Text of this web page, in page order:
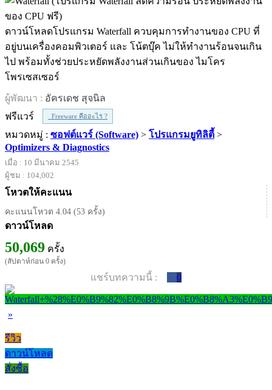
ดาวน์โหลดโปรแกรม Waterfall ควบคุมการทำงานของ CPU ที่
อยู่บนเครื่องคอมพิวเตอร์ และ โน้ตบุ๊ค ไม่ให้ทำงานร้อนจนเกิน
ไป พร้อมทั้งช่วยประหยัดพลังงานส่วนเกินของ ไมโคร
โพรเซสเซอร์
ผู้พัฒนา : อัครเดช สุจนิล
ฟรีแวร์
Freeware คืออะไร ?
หมวดหมู่ : ซอฟต์แวร์ (Software) > โปรแกรมยูทิลิตี้ >
Optimizers & Diagnostics
เมื่อ : 10 มีนาคม 2545
ผู้ชม : 104,002
โหวตให้คะแนน
คะแนนโหวต 4.04 (53 ครั้ง)
ดาวน์โหลด
50,069 ครั้ง
(สัปดาห์ก่อน 0 ครั้ง)
แชร์บทความนี้ : 0
»
รีวิว
ดาวน์โหลด
สั่งซื้อ